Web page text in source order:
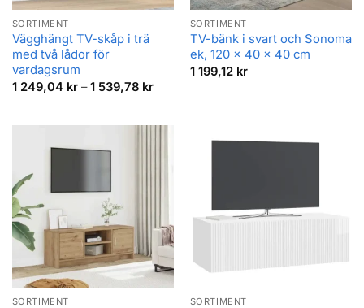
SORTIMENT
Vägghängt TV-skåp i trä
med två lådor för
vardagsrum
1 249,04 kr – 1 539,78 krPrisintervall:
SORTIMENT
TV-bänk i svart och Sonoma
ek, 120 x 40 x 40 cm
1 199,12 kr
SORTIMENT SORTIMENT